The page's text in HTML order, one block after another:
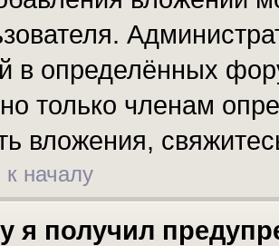
в определённых
только членам
вложения,
к началу
я получил